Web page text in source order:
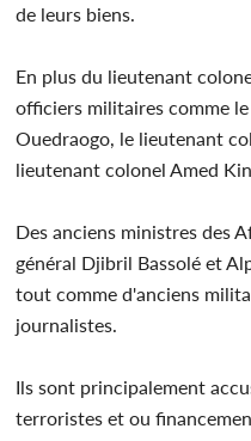
de leurs biens.
En plus du lieutenant
officiers militaires comme
Ouedraogo, le lieutenant
lieutenant colonel Amed
Des anciens ministres des
général Djibril Bassolé et
tout comme d'anciens
journalistes.
Ils sont principalement
terroristes et ou